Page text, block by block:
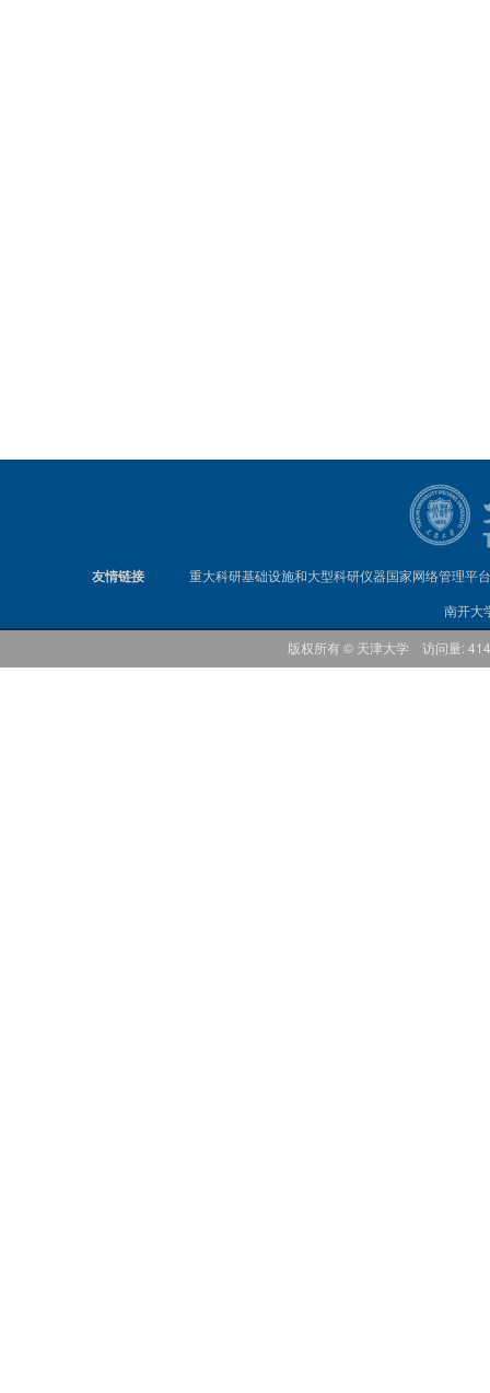
友情链接
重大科研基础设施和大型科研仪器国家网络管理平台
南开大
版权所有 © 天津大学 访问量: